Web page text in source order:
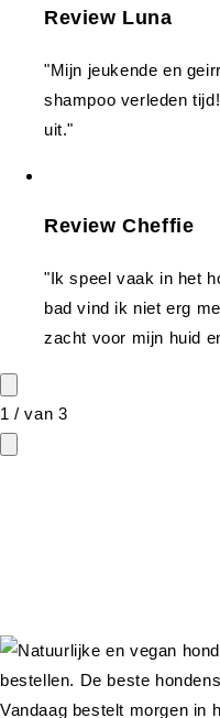
Review Luna
"Mijn jeukende en
shampoo verleden
uit."
Review Cheffie
"Ik speel vaak in het
bad vind ik niet erg
zacht voor mijn huid
1 /van 3